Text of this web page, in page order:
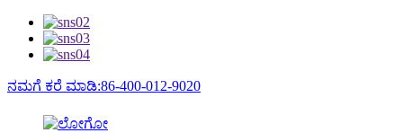
ನಮಗೆ ಕರೆ ಮಾಡಿ:86-400-012-9020